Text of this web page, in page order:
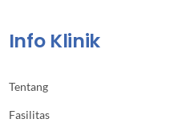
Info Klinik
Tentang
Fasilitas